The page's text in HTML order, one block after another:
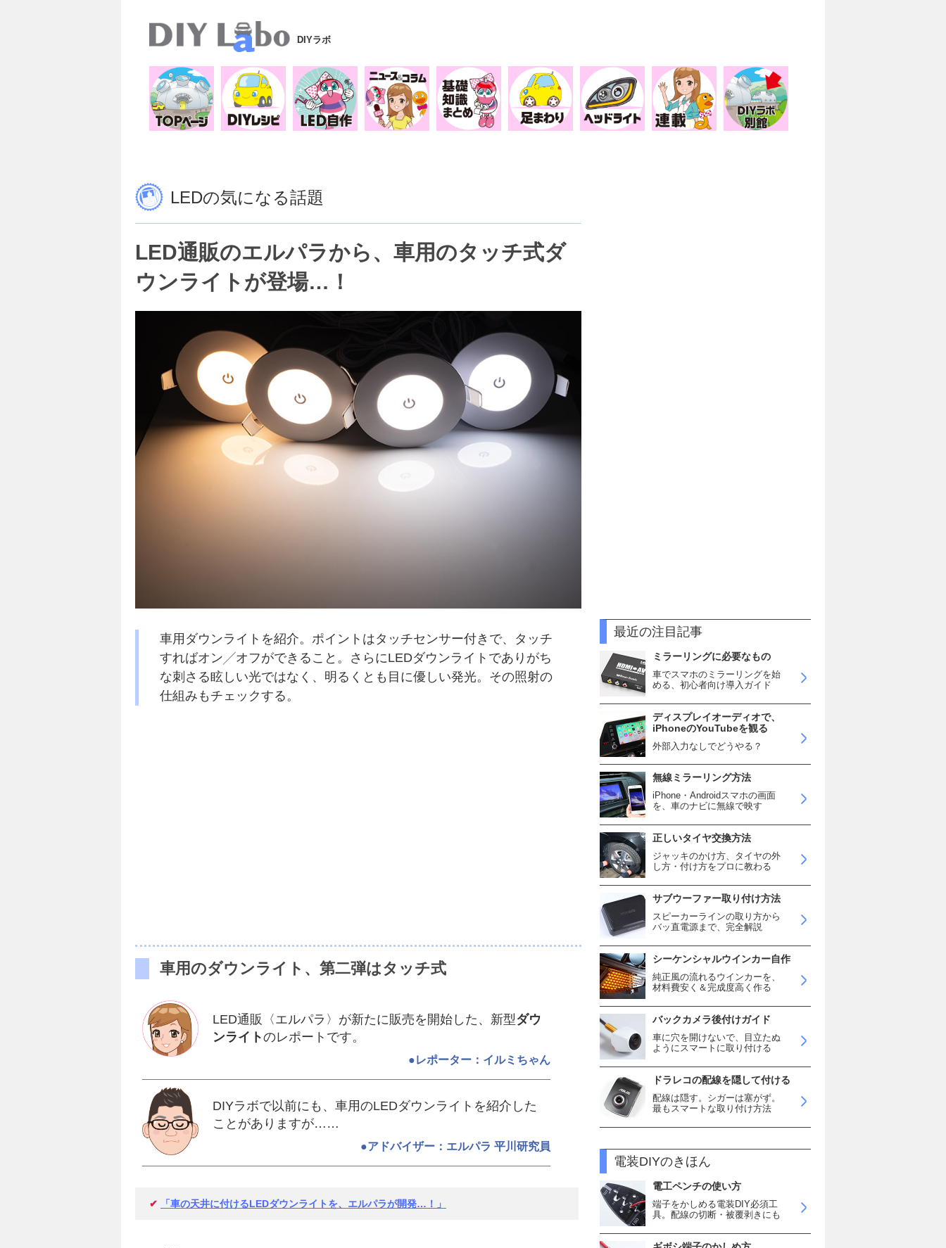
DIYラボ
LEDの気になる話題
LED通販のエルパラから、車用のタッチ式ダ
ウンライトが登場…！
車用ダウンライトを紹介。ポイントはタッチセンサー付きで、タッチ
すればオン╱オフができること。さらにLEDダウンライトでありがち
な刺さる眩しい光ではなく、明るくとも目に優しい発光。その照射の
仕組みもチェックする。
車用のダウンライト、第二弾はタッチ式
LED通販〈エルパラ〉が新たに販売を開始した、新型ダウ
ンライトのレポートです。
●レポーター：イルミちゃん
DIYラボで以前にも、車用のLEDダウンライトを紹介した
ことがありますが……
●アドバイザー：エルパラ 平川研究員
✔ 「車の天井に付けるLEDダウンライトを、エルパラが開発…！」
最近の注目記事
ミラーリングに必要なもの
車でスマホのミラーリングを始
める、初心者向け導入ガイド
ディスプレイオーディオで、
iPhoneのYouTubeを観る
外部入力なしでどうやる？
無線ミラーリング方法
iPhone・Androidスマホの画面
を、車のナビに無線で映す
正しいタイヤ交換方法
ジャッキのかけ方、タイヤの外
し方・付け方をプロに教わる
サブウーファー取り付け方法
スピーカーラインの取り方から
バッ直電源まで、完全解説
シーケンシャルウインカー自作
純正風の流れるウインカーを、
材料費安く＆完成度高く作る
バックカメラ後付けガイド
車に穴を開けないで、目立たぬ
ようにスマートに取り付ける
ドラレコの配線を隠して付ける
配線は隠す。シガーは塞がず。
最もスマートな取り付け方法
電装DIYのきほん
電工ペンチの使い方
端子をかしめる電装DIY必須工
具。配線の切断・被覆剥きにも